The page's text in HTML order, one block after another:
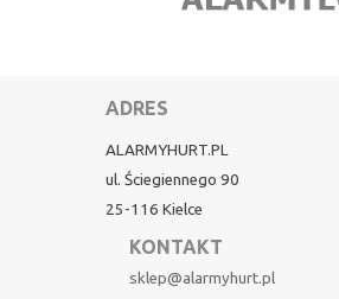
ADRES
ALARMYHURT.PL
ul. Ściegiennego 90
25-116 Kielce
KONTAKT
sklep@alarmyhurt.pl